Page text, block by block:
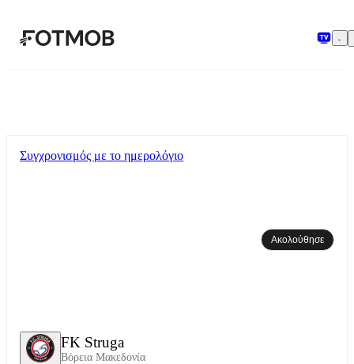
FK Struga
Βόρεια Μακεδονία
Συγχρονισμός με το ημερολόγιο
Ακολούθησε